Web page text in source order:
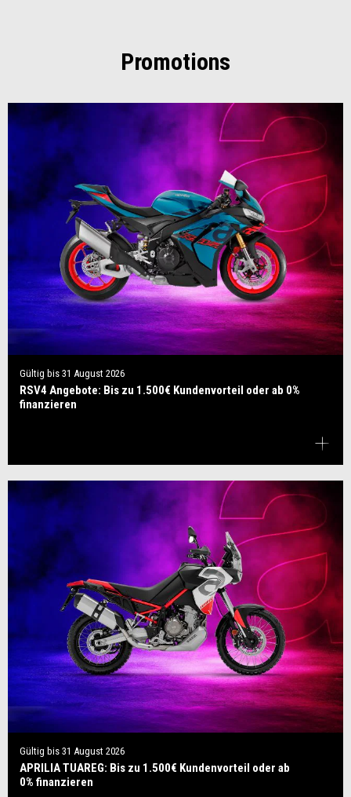
Promotions
Gültig bis 31 August 2026
RSV4 Angebote: Bis zu 1.500€ Kundenvorteil oder ab 0%
finanzieren
Gültig bis 31 August 2026
APRILIA TUAREG: Bis zu 1.500€ Kundenvorteil oder ab
0% finanzieren